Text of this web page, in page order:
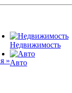
»
Недвижимость
Авто